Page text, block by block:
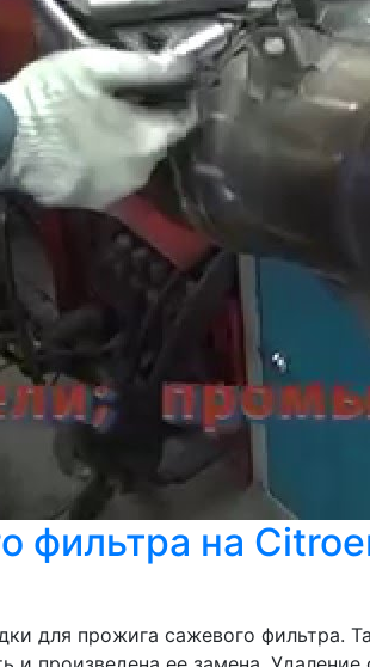
фильтра на
для прожига сажевого фильтра.